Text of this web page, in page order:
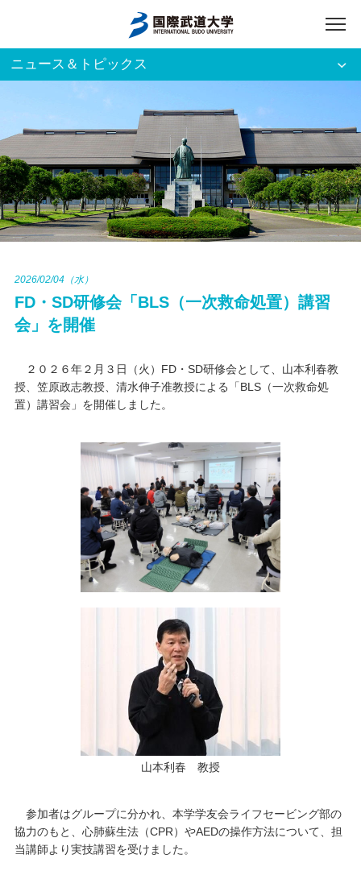
アクセス 入試資料請求
ご利用者別
ホーム
大学案内
学部・大学院
キャンパスライフ
ニュース＆トピックス
2026/02/04（水）
FD・SD研修会「BLS（一次救命処置）講習
会」を開催
２０２６年２月３日（火）FD・SD研修会として、山本利春教
授、笠原政志教授、清水伸子准教授による「BLS（一次救命処
置）講習会」を開催しました。
山本利春 教授
参加者はグループに分かれ、本学学友会ライフセービング部の
協力のもと、心肺蘇生法（CPR）やAEDの操作方法について、担
当講師より実技講習を受けました。